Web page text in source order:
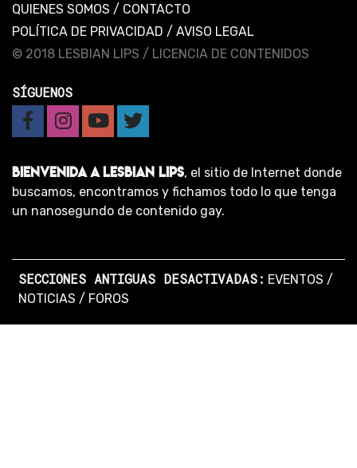
QUIENES SOMOS / CONTACTO
POLÍTICA DE PRIVACIDAD / AVISO LEGAL
© 2018 LESBIAN LIPS / LICENCIA DE CONTENIDOS
SÍGUENOS
BIENVENIDA A LESBIAN LIPS, el sitio de Internet donde
buscamos, encontramos y fichamos todo lo que tenga
un nanosegundo de contenido gay.
SECCIONES ANTIGUAS DESACTIVADAS: EVENTOS /
NOTICIAS / FOROS